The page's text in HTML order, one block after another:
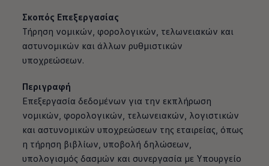
Σκοπός Επεξεργασίας
Τήρηση νομικών, φορολογικών, τελωνειακών και
αστυνομικών και άλλων ρυθμιστικών
υποχρεώσεων.
Περιγραφή
Επεξεργασία δεδομένων για την εκπλήρωση
νομικών, φορολογικών, τελωνειακών, λογιστικών
και αστυνομικών υποχρεώσεων της εταιρείας, όπως
η τήρηση βιβλίων, υποβολή δηλώσεων,
υπολογισμός δασμών και συνεργασία με Υπουργείο